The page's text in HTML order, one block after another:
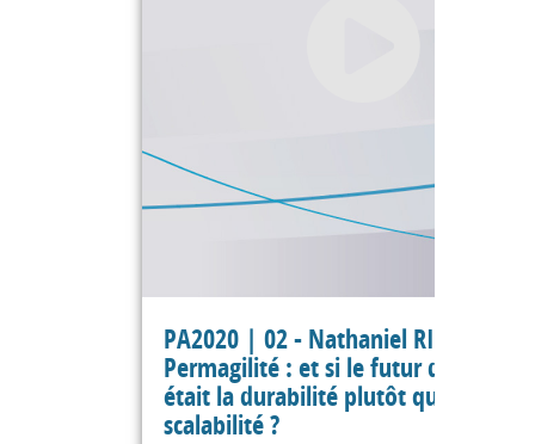
PA2020 | 02 - Nathaniel RICHAND -
Permagilité : et si le futur de l’agilité
était la durabilité plutôt que la
scalabilité ?